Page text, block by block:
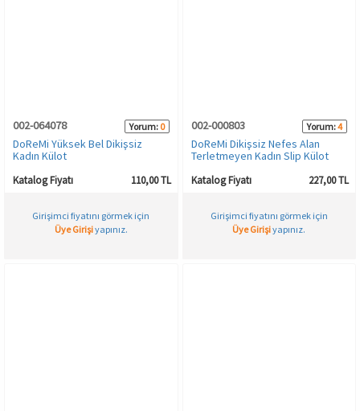
002-064078 Yorum: 0
DoReMi Yüksek Bel Dikişsiz
Kadın Külot
Katalog Fiyatı 110,00 TL
Girişimci fiyatını görmek için
Üye Girişiyapınız.
002-000803 Yorum:4
DoReMi Dikişsiz Nefes Alan
Terletmeyen Kadın Slip Külot
Katalog Fiyatı 227,00 TL
Girişimci fiyatını görmek için
Üye Girişiyapınız.